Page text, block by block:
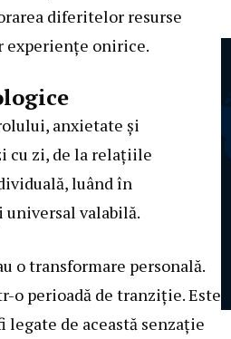
diferitelor resurse
experiențe onirice.
anxietate și
cu zi, de la relațiile
luând în
valabilă.
o transformare personală.
o perioadă de tranziție. Este
de această senzație